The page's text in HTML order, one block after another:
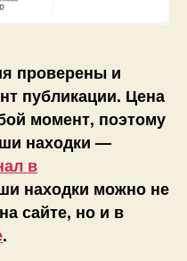
проверены и
публикации. Цена
момент, поэтому
находки —
в
находки можно не
сайте, но и в
.